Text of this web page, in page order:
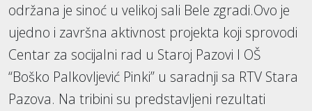
održana je sinoć u velikoj sali Bele zgradi.Ovo je
ujedno i završna aktivnost projekta koji sprovodi
Centar za socijalni rad u Staroj Pazovi I OŠ
“Boško Palkovljević Pinki” u saradnji sa RTV Stara
Pazova. Na tribini su predstavljeni rezultati